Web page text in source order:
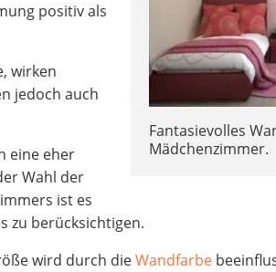
Fantasievolles
Mädchenzimmer.
positiv als
wirken
jedoch auch
eine eher
Wahl der
ist es
zu berücksichtigen.
wird durch dieWandfarbe